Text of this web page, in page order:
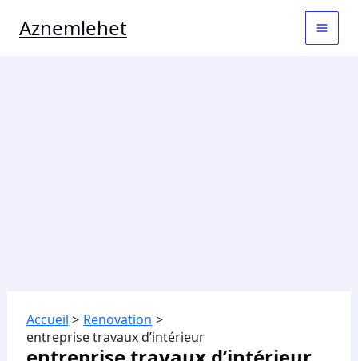
Aznemlehet
Accueil
Renovation
entreprise travaux d’intérieur